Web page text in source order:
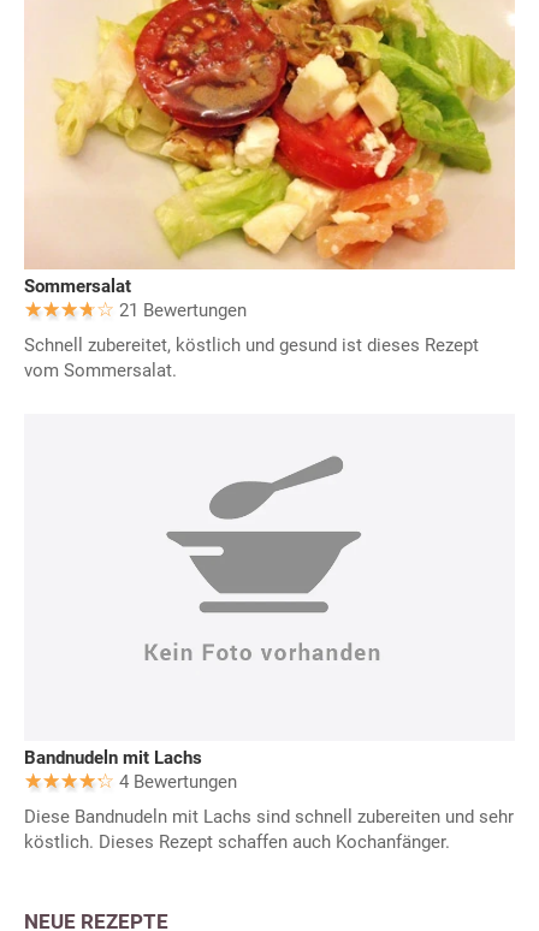
Sommersalat
21 Bewertungen
Schnell zubereitet, köstlich und gesund ist dieses Rezept
vom Sommersalat.
Bandnudeln mit Lachs
4 Bewertungen
Diese Bandnudeln mit Lachs sind schnell zubereiten und sehr
köstlich. Dieses Rezept schaffen auch Kochanfänger.
NEUE REZEPTE